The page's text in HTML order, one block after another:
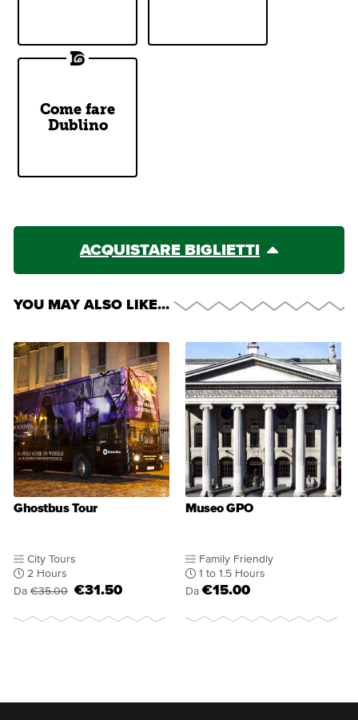
Come fare
Dublino
Our Two
Cents
ACQUISTARE BIGLIETTI
YOU MAY ALSO LIKE…
Ghostbus Tour
City Tours
2 Hours
Da €35.00 €31.50
Museo GPO
Family Friendly
1 to 1.5 Hours
Da €15.00